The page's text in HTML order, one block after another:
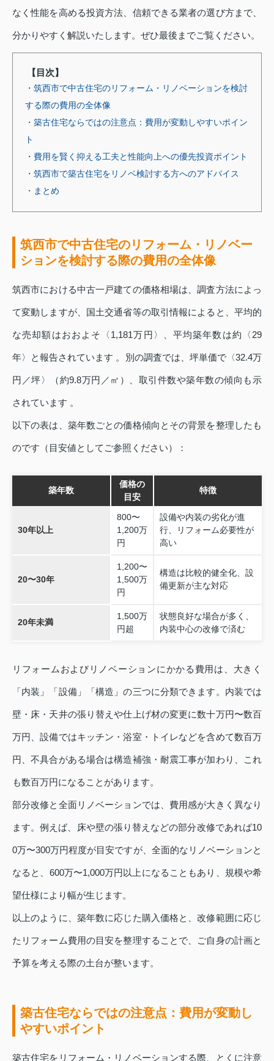
なく性能を高める投資方法、信頼できる業者の選び方まで、
分かりやすく解説いたします。ぜひ最後までご覧ください。
【目次】
・筑西市で中古住宅のリフォーム・リノベーションを検討
する際の費用の全体像
・築古住宅ならではの注意点：費用が変動しやすいポイン
ト
・費用を賢く抑える工夫と性能向上への優先投資ポイント
・筑西市で築古住宅をリノベ検討する方へのアドバイス
・まとめ
筑西市で中古住宅のリフォーム・リノベー
ションを検討する際の費用の全体像
筑西市における中古一戸建ての価格相場は、調査方法によっ
て変動しますが、国土交通省等の取引情報によると、平均的
な売却額はおおよそ〈1,181万円〉、平均築年数は約〈29
年〉と報告されています 。別の調査では、坪単価で〈32.4万
円／坪〉（約9.8万円／㎡）、取引件数や築年数の傾向も示
されています 。
以下の表は、築年数ごとの価格傾向とその背景を整理したも
のです（目安値としてご参照ください）：
築年数
価格の
目安
特徴
30年以上
800〜
1,200万
円
設備や内装の劣化が進
行、リフォーム必要性が
高い
20〜30年
1,200〜
1,500万
円
構造は比較的健全化、設
備更新が主な対応
20年未満
1,500万
円超
状態良好な場合が多く、
内装中心の改修で済む
リフォームおよびリノベーションにかかる費用は、大きく
「内装」「設備」「構造」の三つに分類できます。内装では
壁・床・天井の張り替えや仕上げ材の変更に数十万円〜数百
万円、設備ではキッチン・浴室・トイレなどを含めて数百万
円、不具合がある場合は構造補強・耐震工事が加わり、これ
も数百万円になることがあります。
部分改修と全面リノベーションでは、費用感が大きく異なり
ます。例えば、床や壁の張り替えなどの部分改修であれば10
0万〜300万円程度が目安ですが、全面的なリノベーションと
なると、600万〜1,000万円以上になることもあり、規模や希
望仕様により幅が生じます。
以上のように、築年数に応じた購入価格と、改修範囲に応じ
たリフォーム費用の目安を整理することで、ご自身の計画と
予算を考える際の土台が整います。
築古住宅ならではの注意点：費用が変動し
やすいポイント
築古住宅をリフォーム・リノベーションする際、とくに注意